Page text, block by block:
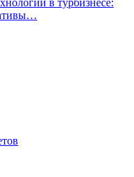
в турбизнесе: